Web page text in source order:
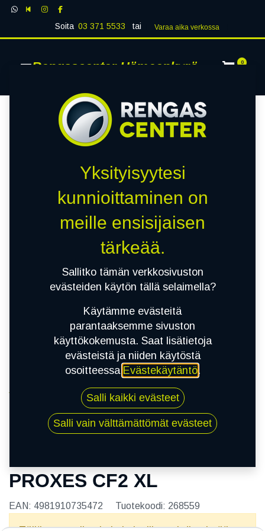
Soita 03 371 5533 tai Varaa aika verk​​​​ossa
Rengascenter Hämeenkyrö 0
195/50R16 88V TOYO PROXES CF2 XL
PROXES CF2 XL
EAN: 4981910735472 Tuotekoodi: 268559
Yksityisyytesi
kunnioittaminen on
meille ensisijaisen
tärkeää.
Sallitko tämän verkkosivuston
evästeiden käytön tällä selaimella?
Käytämme evästeitä
parantaaksemme sivuston
käyttökokemusta. Saat lisätietoja
evästeistä ja niiden käytöstä
osoitteessa Evästekäytäntö.
Salli kaikki evästeet
Salli vain välttämättömät evästeet